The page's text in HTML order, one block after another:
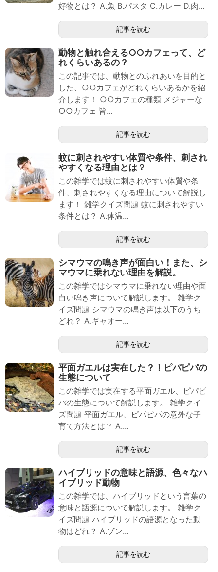
好物とは？ A.魚 B.パスタ C.カレー D.肉...
記事を読む
動物と触れ合える○○カフェって、ど
れくらいあるの？
この記事では、動物とのふれあいを目的と
した、○○カフェがどれくらいあるかを紹
介します！ ○○カフェの種類 メジャーな
○○カフェ 皆...
記事を読む
蚊に刺されやすい体質や条件、刺され
やすくなる理由とは？
この雑学では蚊に刺されやすい体質や条
件、刺されやすくなる理由について解説し
ます！ 雑学クイズ問題 蚊に刺されやすい
条件とは？ A.体温...
記事を読む
シマウマの鳴き声が面白い！また、シ
マウマに乗れない理由を解説。
この雑学ではシマウマに乗れない理由や面
白い鳴き声について解説します。 雑学ク
イズ問題 シマウマの鳴き声は以下のうち
どれ？ A.ギャオー...
記事を読む
平面ガエルは実在した？！ピパピパの
生態について
この雑学では実在する平面ガエル、ピパピ
パの生態について解説します。 雑学クイ
ズ問題 平面ガエル、ピパピパの意外な子
育て方法とは？ A....
記事を読む
ハイブリッドの意味と語源、色々なハ
イブリッド動物
この雑学では、ハイブリッドという言葉の
意味と語源について解説します。 雑学ク
イズ問題 ハイブリッドの語源となった動
物はどれ？ A.ゾン...
記事を読む